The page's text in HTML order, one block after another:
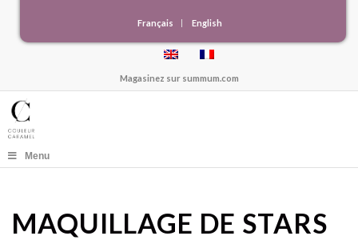
Français English
Magasinez sur summum.com
Menu
MAQUILLAGE DE STARS